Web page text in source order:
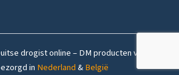
drogist online – DM producten voordelig
in Nederland&België